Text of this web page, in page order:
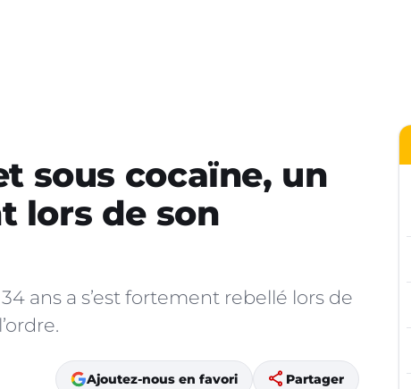
sous cocaïne, un
lors de son
ans a s’est fortement rebellé lors de
Ajoutez-nous en favori share Partager